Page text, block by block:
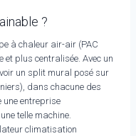
?
à chaleur air-air (PAC
plus centralisée. Avec un
un split mural posé sur
dans chacune des
une entreprise
telle machine.
climatisation